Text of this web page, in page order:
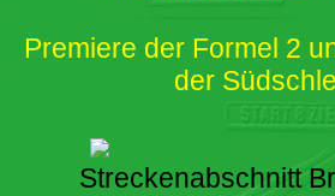
Premiere der Formel 2
der
Streckenabschnitt